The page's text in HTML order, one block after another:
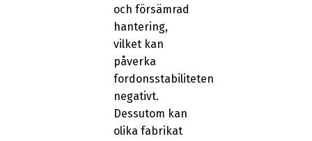
och försämrad
hantering,
vilket kan
påverka
fordonsstabiliteten
negativt.
Dessutom kan
olika fabrikat